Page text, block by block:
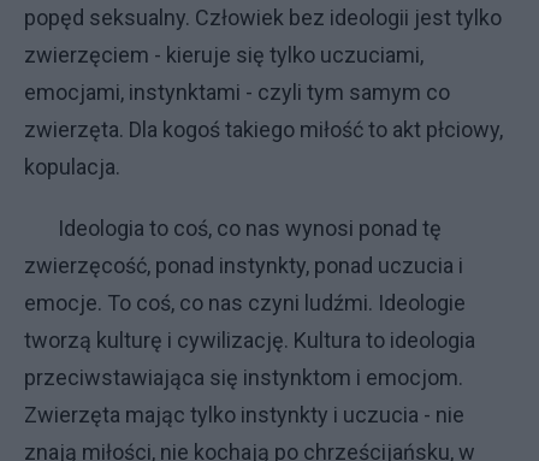
popęd seksualny. Człowiek bez ideologii jest tylko
zwierzęciem - kieruje się tylko uczuciami,
emocjami, instynktami - czyli tym samym co
zwierzęta. Dla kogoś takiego miłość to akt płciowy,
kopulacja.
Ideologia to coś, co nas wynosi ponad tę
zwierzęcość, ponad instynkty, ponad uczucia i
emocje. To coś, co nas czyni ludźmi. Ideologie
tworzą kulturę i cywilizację. Kultura to ideologia
przeciwstawiająca się instynktom i emocjom.
Zwierzęta mając tylko instynkty i uczucia - nie
znają miłości, nie kochają po chrześcijańsku, w